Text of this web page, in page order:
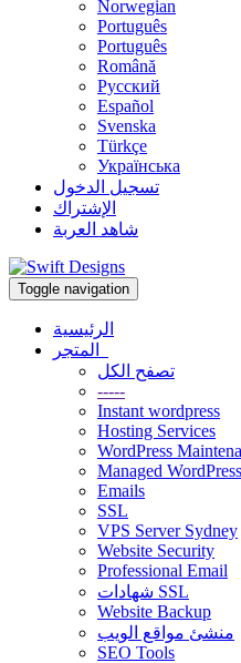
Norwegian
Português
Português
Română
Русский
Español
Svenska
Türkçe
Українська
تسجيل الدخول
الإشتراك
شاهد العربة
Toggle navigation
الرئيسية
تصفح الكل
-----
Instant wordpress
Hosting Services
WordPress
Managed WordPress
Emails
SSL
VPS Server Sydney
Website Security
Professional Email
شهادات SSL
Website Backup
منشئ مواقع الويب
SEO Tools